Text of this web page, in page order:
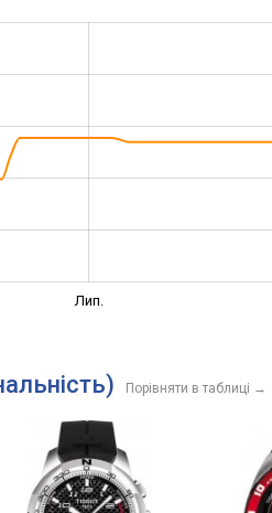
Лип.
Порівняти в таблиці →